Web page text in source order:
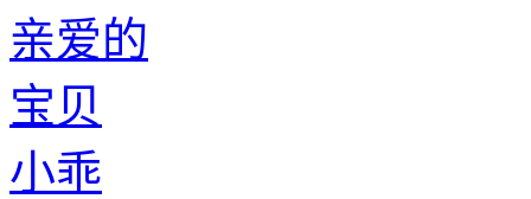
亲爱的
宝贝
小乖